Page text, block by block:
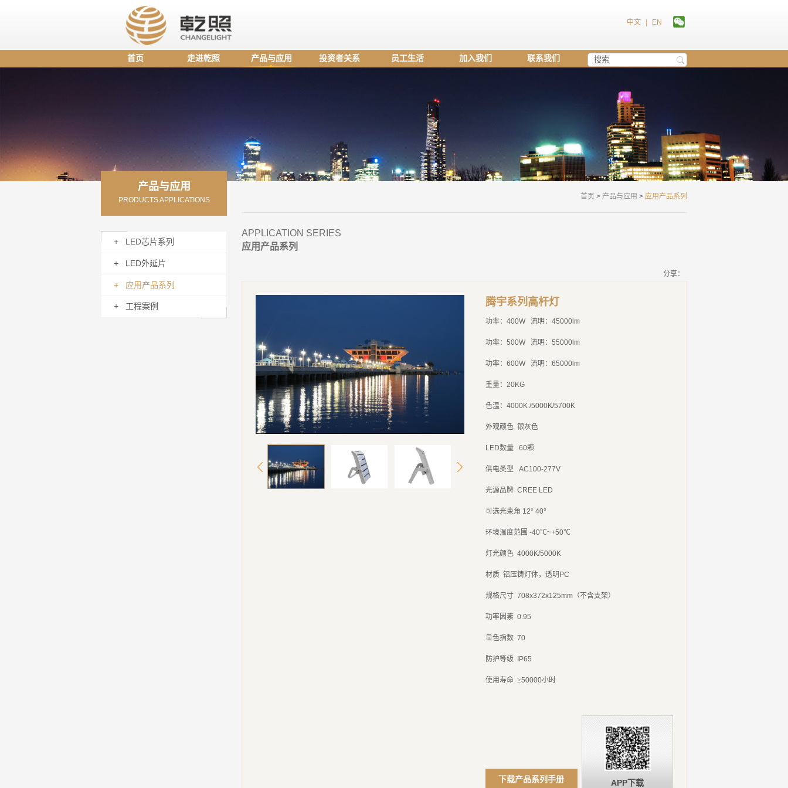
EN
中文
首页 走进乾照 产品与应用 投资者关系 员工生活 加入我们 联系我们
产品与应用
PRODUCTS APPLICATIONS
+ LED芯片系列
+ LED外延片
+ 应用产品系列
+ 工程案例
首页 > 产品与应用 > 应用产品系列
APPLICATION SERIES
应用产品系列
分享：
腾宇系列高杆灯
功率： 400W 流明： 45000lm
功率： 500W 流明： 55000lm
功率： 600W 流明： 65000lm
重量： 20KG
色温： 4000K /5000K/5700K
外观颜色 银灰色
LED数量 60颗
供电类型 AC100-277V
光源品牌 CREE LED
可选光束角 12° 40°
环境温度范围 -40℃~+50℃
灯光颜色 4000K/5000K
材质 铝压铸灯体，透明 PC
规格尺寸 708x372x125mm（不含支架）
功率因素 0.95
显色指数 70
防护等级 IP65
使用寿命 ≥50000小时
APP下载
下载产品系列手册